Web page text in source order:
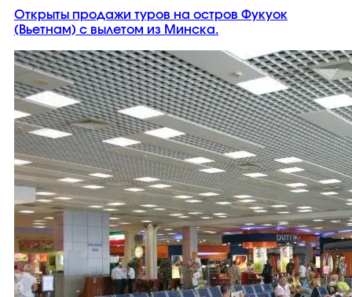
Открыты продажи туров на остров Фукуок
(Вьетнам) с вылетом из Минска.